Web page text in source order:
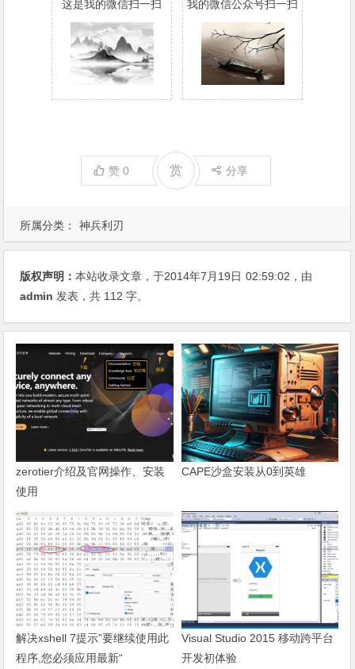
所属分类： 神兵利刃
这是我的微信扫一扫
我的微信公众号扫一扫
赞0 赏 分享
版权声明：本站收录文章，于2014年7月19日 02:59:02 ，由
admin 发表，共 112 字。
zerotier介绍及官网操作、安装
使用
CAPE沙盒安装从0到英雄
解决xshell 7提示”要继续使用此
程序,您必须应用最新“
Visual Studio 2015 移动跨平台
开发初体验